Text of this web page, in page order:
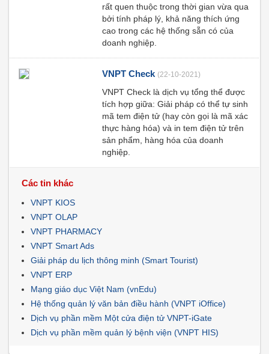
rất quen thuộc trong thời gian vừa qua
bởi tính pháp lý, khả năng thích ứng
cao trong các hệ thống sẵn có của
doanh nghiệp.
VNPT Check (22-10-2021)
VNPT Check là dịch vụ tổng thể được
tích hợp giữa: Giải pháp có thể tự sinh
mã tem điện tử (hay còn gọi là mã xác
thực hàng hóa) và in tem điện tử trên
sản phẩm, hàng hóa của doanh
nghiệp.
Các tin khác
VNPT KIOS
VNPT OLAP
VNPT PHARMACY
VNPT Smart Ads
Giải pháp du lịch thông minh (Smart Tourist)
VNPT ERP
Mạng giáo dục Việt Nam (vnEdu)
Hệ thống quản lý văn bản điều hành (VNPT iOffice)
Dịch vụ phần mềm Một cửa điện tử VNPT-iGate
Dịch vụ phần mềm quản lý bệnh viện (VNPT HIS)